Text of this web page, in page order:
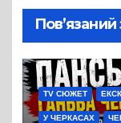
Пов’язаний
TV СЮЖЕТ
У ЧЕРКАСАХ